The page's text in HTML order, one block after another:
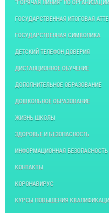
"ГОРЯЧАЯ ЛИНИЯ" ПО
ГОСУДАРСТВЕННАЯ ИТОГОВАЯ
ГОСУДАРСТВЕННАЯ СИМВОЛИКА
ДЕТСКИЙ ТЕЛЕФОН ДОВЕРИЯ
ДИСТАНЦИОННОЕ ОБУЧЕНИЕ
ДОПОЛНИТЕЛЬНОЕ ОБРАЗОВАНИЕ
ДОШКОЛЬНОЕ ОБРАЗОВАНИЕ
ЖИЗНЬ ШКОЛЫ
ЗДОРОВЬЕ И БЕЗОПАСНОСТЬ
ИНФОРМАЦИОННАЯ БЕЗОПАСНОСТЬ
КОНТАКТЫ
КОРОНАВИРУС
КУРСЫ ПОВЫШЕНИЯ